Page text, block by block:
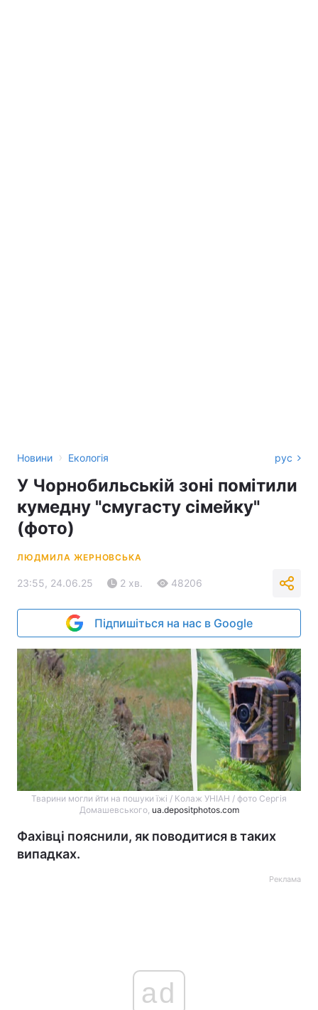
Новини › Екологія рус
У Чорнобильській зоні помітили
кумедну "смугасту сімейку"
(фото)
ЛЮДМИЛА ЖЕРНОВСЬКА
23:55, 24.06.25 2 хв. 48206
Підпишіться на нас в Google
Тварини могли йти на пошуки їжі / Колаж УНІАН / фото Сергія
Домашевського, ua.depositphotos.com
Фахівці пояснили, як поводитися в таких
випадках.
Реклама
ad